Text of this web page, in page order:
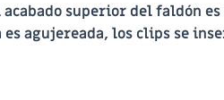
acabado superior del faldón
es agujereada, los clips se